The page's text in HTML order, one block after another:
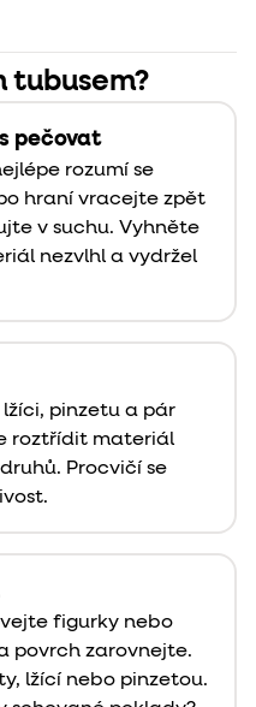
tubusem?
pečovat
rozumí se
hraní vracejte zpět
v suchu. Vyhněte
nezvlhl a vydržel
pinzetu a pár
roztřídit materiál
Procvičí se
figurky nebo
povrch zarovnejte.
lžící nebo pinzetou.